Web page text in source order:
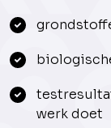
werk doet